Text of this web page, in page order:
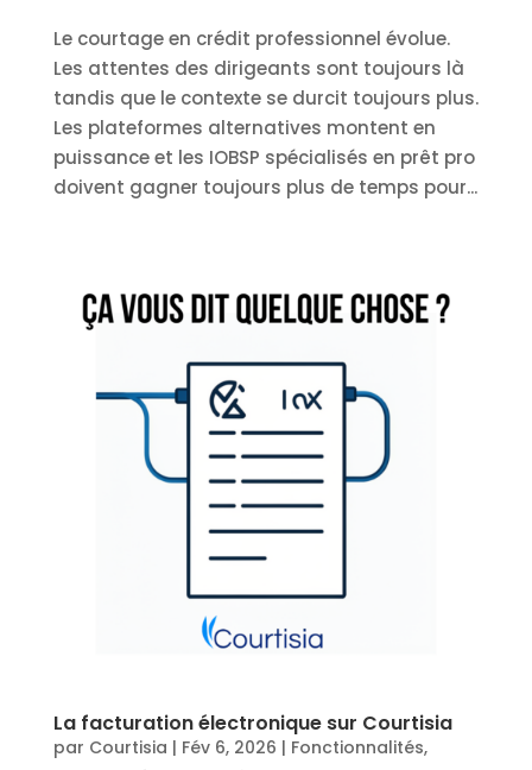
Le courtage en crédit professionnel évolue.
Les attentes des dirigeants sont toujours là
tandis que le contexte se durcit toujours plus.
Les plateformes alternatives montent en
puissance et les IOBSP spécialisés en prêt pro
doivent gagner toujours plus de temps pour...
La facturation électronique sur Courtisia
par Courtisia | Fév 6, 2026 | Fonctionnalités,